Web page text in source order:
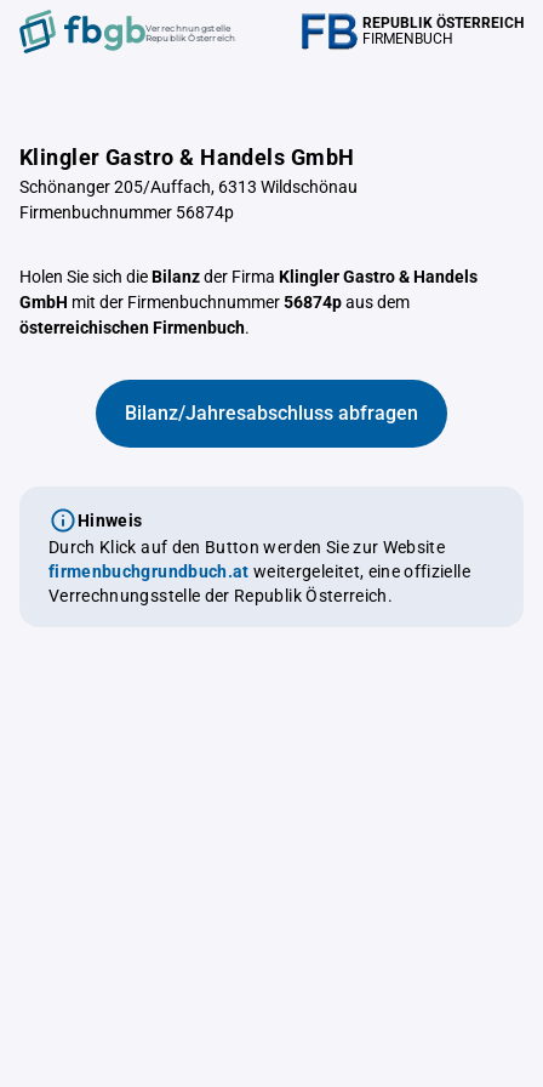
Verrechnungstelle
Republik Österreich
REPUBLIK ÖSTERREICH
FIRMENBUCH
Klingler Gastro & Handels GmbH
Schönanger 205/Auffach, 6313 Wildschönau
Firmenbuchnummer 56874p
Holen Sie sich dieBilanzder Firma Klingler Gastro & Handels
GmbH mit der Firmenbuchnummer56874paus dem
österreichischen Firmenbuch.
Bilanz/Jahresabschluss abfragen
Hinweis
Durch Klick auf den Button werden Sie zur Website
firmenbuchgrundbuch.at weitergeleitet, eine offizielle
Verrechnungsstelle der Republik Österreich.